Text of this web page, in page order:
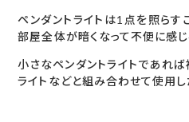
ペンダントライトは1点を照らす
部屋全体が暗くなって不便に感じ
小さなペンダントライトであれ
ライトなどと組み合わせて使用し